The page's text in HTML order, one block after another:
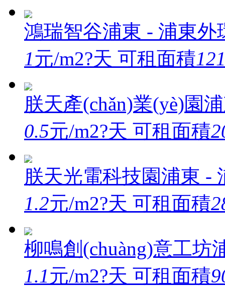
鴻瑞智谷浦東 - 浦東外
1元/m2?天 可租面積
朕天產(chǎn)業(yè)園
0.5元/m2?天 可租面積
朕天光電科技園浦東 -
1.2元/m2?天 可租面積
柳鳴創(chuàng)意工坊
1.1元/m2?天 可租面積